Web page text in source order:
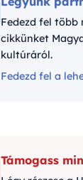
Fedezd fel több
cikkünket
kultúráról.
Fedezd fel a
Támogass